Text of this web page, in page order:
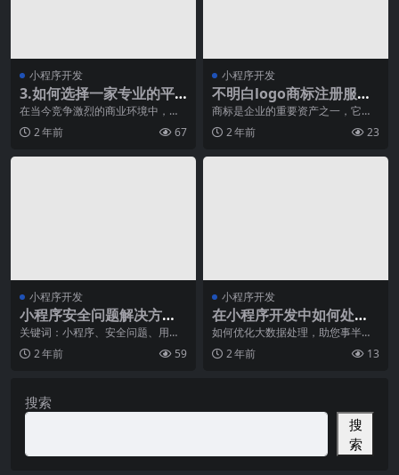
小程序开发
3.如何选择一家专业的平
面设计公司帮助你创造独
特品牌形象？
在当今竞争激烈的商业环境中，一
个独特的品牌形象对企业的成功至
关重要。而平面设计作
2 年前 67
小程序开发
不明白logo商标注册服务
的流程？这篇文章帮你解
答！
商标是企业的重要资产之一，它不
仅仅是一个标识，更是企业形象和
品牌的代表。因此，保
2 年前 23
小程序开发
小程序安全问题解决方
案：如何保护用户信息安
全？
关键词：小程序、安全问题、用户
信息安全、解决方案保护用户信息
安全是每个小程序开发
2 年前 59
小程序开发
在小程序开发中如何处理
大量数据？
如何优化大数据处理，助您事半功
倍！无论是企业经营还是个人生
活，数据已经成为我们日
2 年前 13
搜索
搜
索